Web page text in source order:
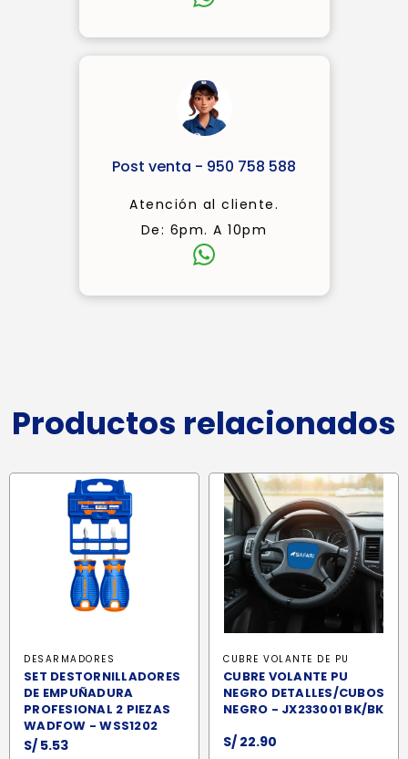
Post venta - 950 758 588
Atención al cliente.
De: 6pm. A 10pm
Productos relacionados
DESARMADORES
SET DESTORNILLADORES
DE EMPUÑADURA
PROFESIONAL 2 PIEZAS
WADFOW - WSS1202
S/ 5.53
CUBRE VOLANTE DE PU
CUBRE VOLANTE PU
NEGRO DETALLES/CUBOS
NEGRO - JX233001 BK/BK
S/ 22.90